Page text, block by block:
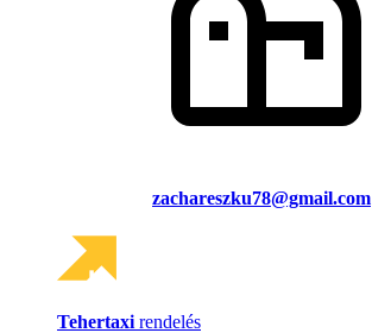
zachareszku78@gmail.com
Tehertaxi rendelés